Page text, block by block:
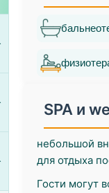
SPA и
небольшой
для отдыха
Гости могут